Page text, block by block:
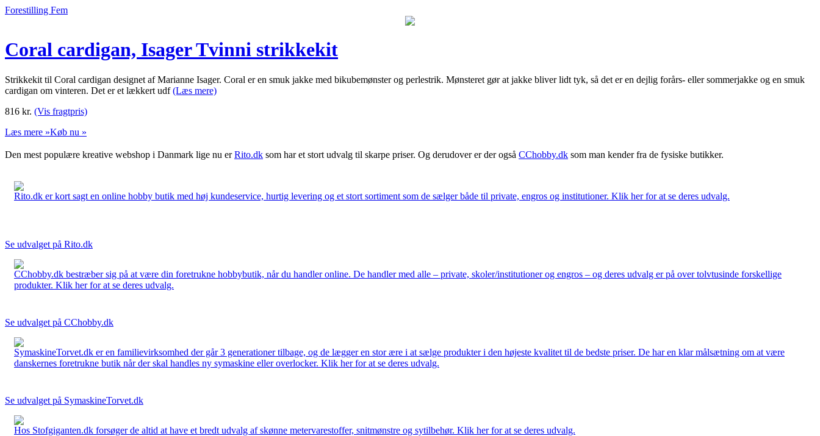
Forestilling Fem
Coral cardigan, Isager Tvinni strikkekit
Strikkekit til Coral cardigan designet af Marianne Isager. Coral er en smuk jakke med bikubemønster og perlestrik. Mønsteret gør at jakke bliver lidt tyk, så det er en dejlig forårs- eller sommerjakke og en smuk
cardigan om vinteren. Det er et lækkert udf(Læs mere)
816 kr. (Vis fragtpris)
Læs mere »Køb nu »
Den mest populære kreative webshop i Danmark lige nu erRito.dk som har et stort udvalg til skarpe priser. Og derudover er der også CChobby.dk som man kender fra de fysiske butikker.
Rito.dk er kort sagt en online hobby butik med høj kundeservice, hurtig levering og et stort sortiment som de sælger både til private, engros og institutioner. Klik her for at se deres udvalg.
Se udvalget på Rito.dk
CChobby.dk bestræber sig på at være din foretrukne hobbybutik, når du handler online. De handler med alle – private, skoler/institutioner og engros – og deres udvalg er på over tolvtusinde forskellige
produkter. Klik her for at se deres udvalg.
Se udvalget på CChobby.dk
SymaskineTorvet.dk er en familievirksomhed der går 3 generationer tilbage, og de lægger en stor ære i at sælge produkter i den højeste kvalitet til de bedste priser. De har en klar målsætning om at være
danskernes foretrukne butik når der skal handles ny symaskine eller overlocker. Klik her for at se deres udvalg.
Se udvalget på SymaskineTorvet.dk
Hos Stofgiganten.dk forsøger de altid at have et bredt udvalg af skønne metervarestoffer, snitmønstre og sytilbehør. Klik her for at se deres udvalg.